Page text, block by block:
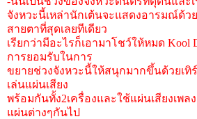
จังหวะนี้เหล่านักเต้นจะแสดงอารมณ์ด้ว
สายตาที่สุดเลยทีเดียว
เรียกว่ามีอะไรก็เอามาโชว์ให้หมด Kool
การยอมรับในการ
ขยายช่วงจังหวะนี้ให้สนุกมากขึ้นด้วยเทิ
เล่นแผ่นเสียง
พร้อมกันทั้ง2เครื่องและใช้แผ่นเสียงเพล
แผ่นต่างๆกันไป